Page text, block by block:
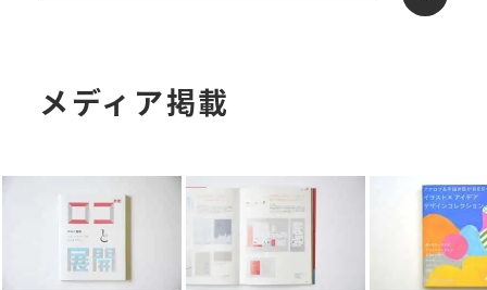
富士ゼロックス神奈川株式会社
ランドマーク税理士法人
東宝ハウスグループ
税理士法人アップパートナーズ
税理士法人シン中央会計
熊本県立熊本商業高校
メディア掲載